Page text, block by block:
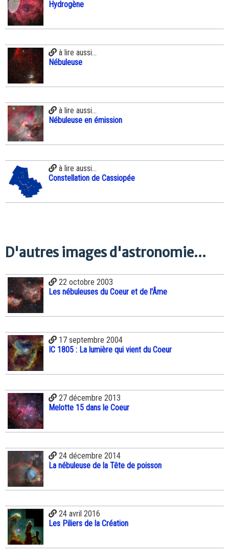
Hydrogène
à lire aussi...
Nébuleuse
à lire aussi...
Nébuleuse en émission
à lire aussi...
Constellation de Cassiopée
D'autres images d'astronomie...
22 octobre 2003
Les nébuleuses du Coeur et de l'Âme
17 septembre 2004
IC 1805 : La lumière qui vient du Coeur
27 décembre 2013
Melotte 15 dans le Coeur
24 décembre 2014
La nébuleuse de la Tête de poisson
24 avril 2016
Les Piliers de la Création